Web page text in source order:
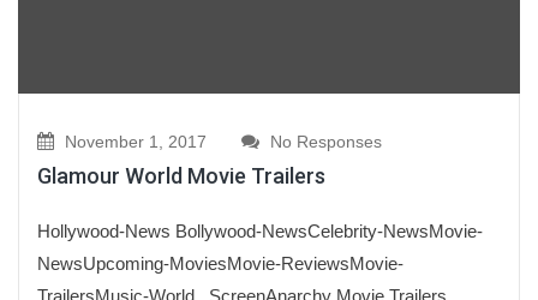
November 1, 2017 No Responses
Glamour World Movie Trailers
Hollywood-News Bollywood-NewsCelebrity-NewsMovie-
NewsUpcoming-MoviesMovie-ReviewsMovie-